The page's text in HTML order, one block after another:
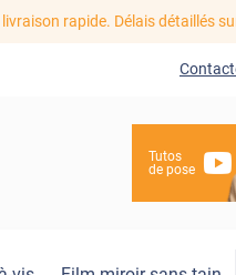
rapide. Délais détaillés
Tutos
de pose